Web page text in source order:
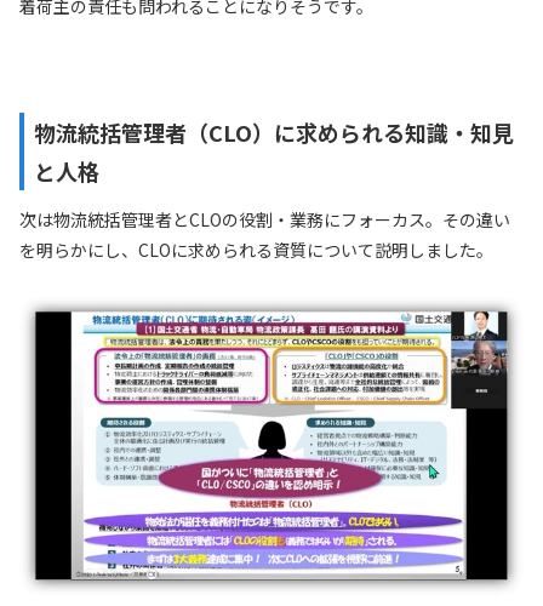
着荷主の責任も問われることになりそうです。
物流統括管理者（CLO）に求められる知識・知見
と人格
次は物流統括管理者とCLOの役割・業務にフォーカス。その違い
を明らかにし、CLOに求められる資質について説明しました。